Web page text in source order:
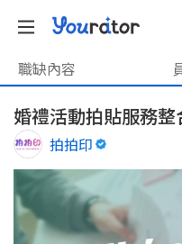
職缺內容
婚禮活動拍貼服務
拍拍印